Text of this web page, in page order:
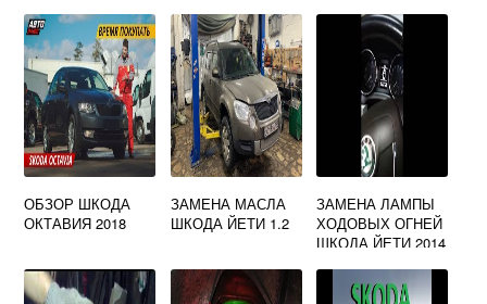
ОБЗОР ШКОДА
ОКТАВИЯ 2018
ЗАМЕНА МАСЛА
ШКОДА ЙЕТИ 1.2
ЗАМЕНА ЛАМПЫ
ХОДОВЫХ ОГНЕЙ
ШКОДА ЙЕТИ 2014